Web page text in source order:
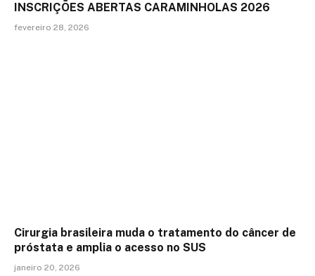
INSCRIÇÕES ABERTAS CARAMINHOLAS 2026
fevereiro 28, 2026
Cirurgia brasileira muda o tratamento do câncer de
próstata e amplia o acesso no SUS
janeiro 20, 2026